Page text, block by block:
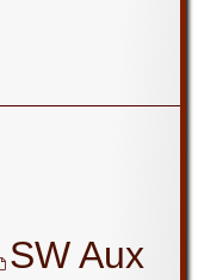
SW Aux